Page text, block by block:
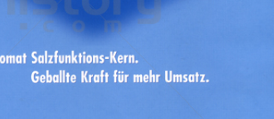
Central Eastern Europe GmbH